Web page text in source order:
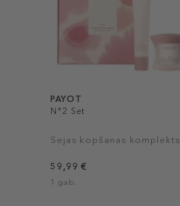
PAYOT
N°2 Set
Sejas kopšanas komplekts
59,99 €
1 gab.